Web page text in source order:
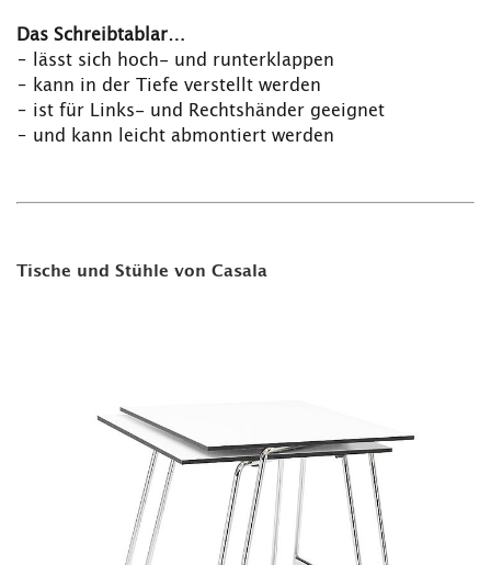
Das Schreibtablar…
– lässt sich hoch- und runterklappen
– kann in der Tiefe verstellt werden
– ist für Links- und Rechtshänder geeignet
– und kann leicht abmontiert werden
Tische und Stühle von Casala